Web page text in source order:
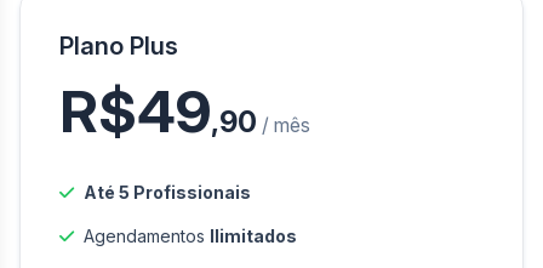
Plano Plus
R$49,90 / mês
Até 5 Profissionais
Agendamentos Ilimitados